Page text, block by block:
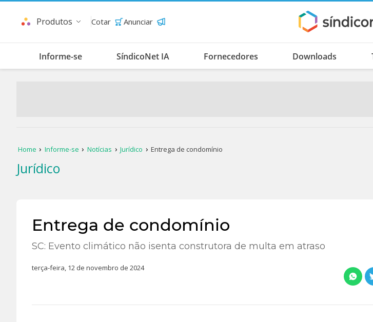
Produtos Cotar Anunciar
Informe-se SíndicoNet IA Fornecedores Downloads
Home Informe-se Notícias Jurídico Entrega de condomínio
Jurídico
Entrega de condomínio
SC: Evento climático não isenta construtora de multa em atraso
terça-feira, 12 de novembro de 2024